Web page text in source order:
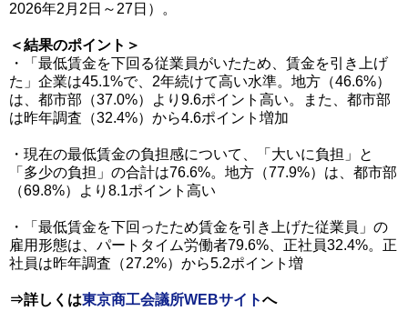
2026年2月2日～27日）。
＜結果のポイント＞
・「最低賃金を下回る従業員がいたため、賃金を引き上げ
た」企業は45.1%で、2年続けて高い水準。地方（46.6%）
は、都市部（37.0%）より9.6ポイント高い。また、都市部
は昨年調査（32.4%）から4.6ポイント増加
・現在の最低賃金の負担感について、「大いに負担」と
「多少の負担」の合計は76.6%。地方（77.9%）は、都市部
（69.8%）より8.1ポイント高い
・「最低賃金を下回ったため賃金を引き上げた従業員」の
雇用形態は、パートタイム労働者79.6%、正社員32.4%。正
社員は昨年調査（27.2%）から5.2ポイント増
⇒詳しくは東京商工会議所WEBサイトへ